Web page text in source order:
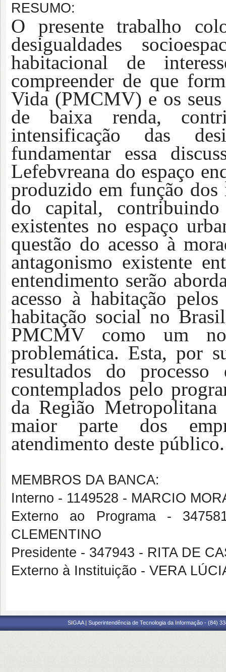
RESUMO:
O presente trabalho
desigualdades
habitacional de
compreender de que
Vida (PMCMV) e os
de baixa renda,
intensificação das
fundamentar essa
Lefebvreana do espaço
produzido em função dos
do capital,
existentes no espaço
questão do acesso à
antagonismo existente
entendimento serão
acesso à habitação
habitação social no
PMCMV como um
problemática. Esta, por
resultados do processo
contemplados pelo
da Região
maior parte dos
atendimento deste público.
MEMBROS DA BANCA:
Interno - 1149528 - MARCIO
Externo ao Programa -
CLEMENTINO
Presidente - 347943 - RITA DE
Externo à Instituição - VERA
SIGAA | Superintendência de Tecnologia da Informação - (84)